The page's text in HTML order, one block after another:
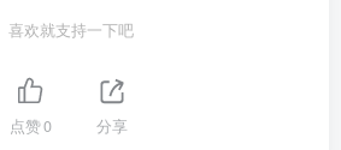
喜欢就支持一下吧
点赞0 分享